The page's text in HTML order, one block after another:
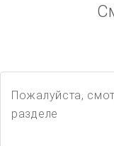
Пожалуйста,
разделе